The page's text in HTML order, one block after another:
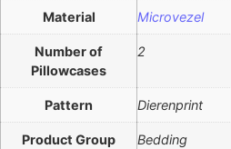
Material Microvezel
Number of
Pillowcases
2
Pattern Dierenprint
Product Group Bedding